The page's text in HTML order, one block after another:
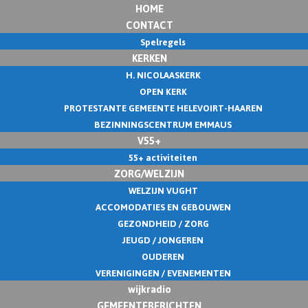
HOME
CONTACT
Spelregels
KERKEN
H. NICOLAASKERK
OPEN KERK
PROTESTANTE GEMEENTE HELEVOIRT-HAAREN
BEZINNINGSCENTRUM EMMAUS
V55+
55+ activiteiten
ZORG/WELZIJN
WELZIJN VUGHT
ACCOMODATIES EN GEBOUWEN
GEZONDHEID / ZORG
JEUGD / JONGEREN
OUDEREN
VERENIGINGEN / EVENEMENTEN
wijkradio